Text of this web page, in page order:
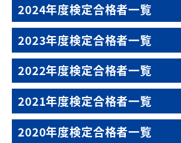
2024年度検定合格者一覧
2023年度検定合格者一覧
2022年度検定合格者一覧
2021年度検定合格者一覧
2020年度検定合格者一覧